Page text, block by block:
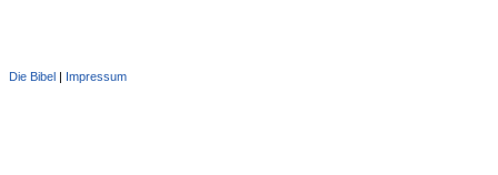
Die Bibel Impressum